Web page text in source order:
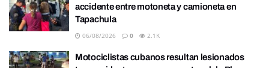
accidente entre motoneta y camioneta en
Tapachula
06/08/2026 0 2.1K
Motociclistas cubanos resultan lesionados